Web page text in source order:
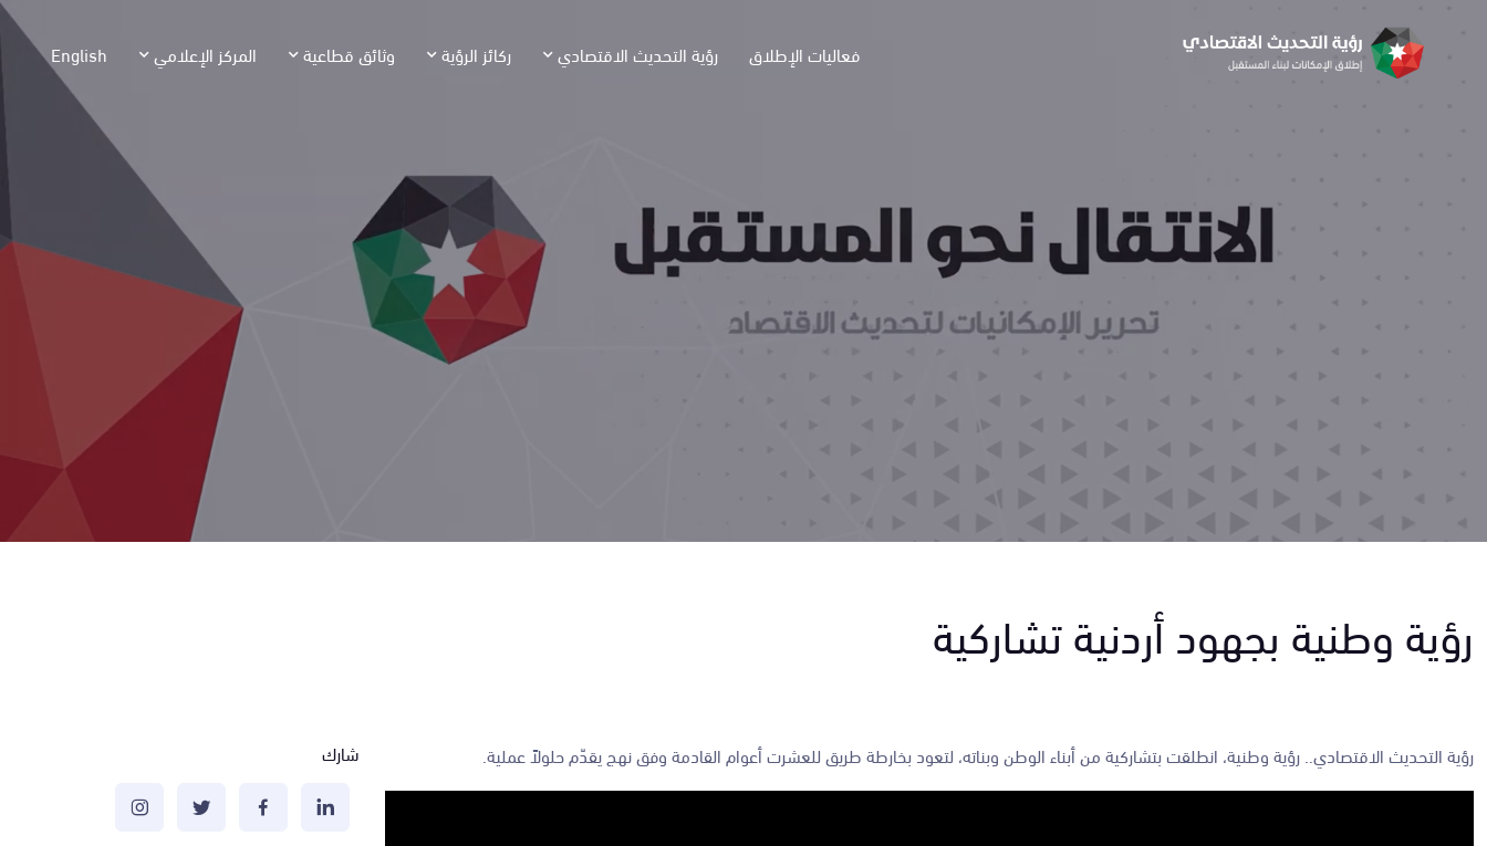
فعاليات الإطلاق رؤية التحديث الاقتصادي ركائز الرؤية وثائق قطاعية المركز الإعلامي English
رؤية وطنية بجهود أردنية تشاركية
رؤية التحديث الاقتصادي.. رؤية وطنية، انطلقت بتشاركية من أبناء الوطن وبناته، لتعود بخارطة طريق للعشرت أعوام القادمة وفق نهج يقدّم حلولاً عملية. شارك